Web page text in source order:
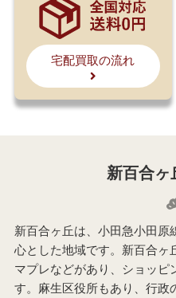
宅配買取の流れ
新百合ヶ
新百合ヶ丘は、小田急小田原
心とした地域です。新百合ヶ
マプレなどがあり、ショッピ
す。麻生区役所もあり、行政